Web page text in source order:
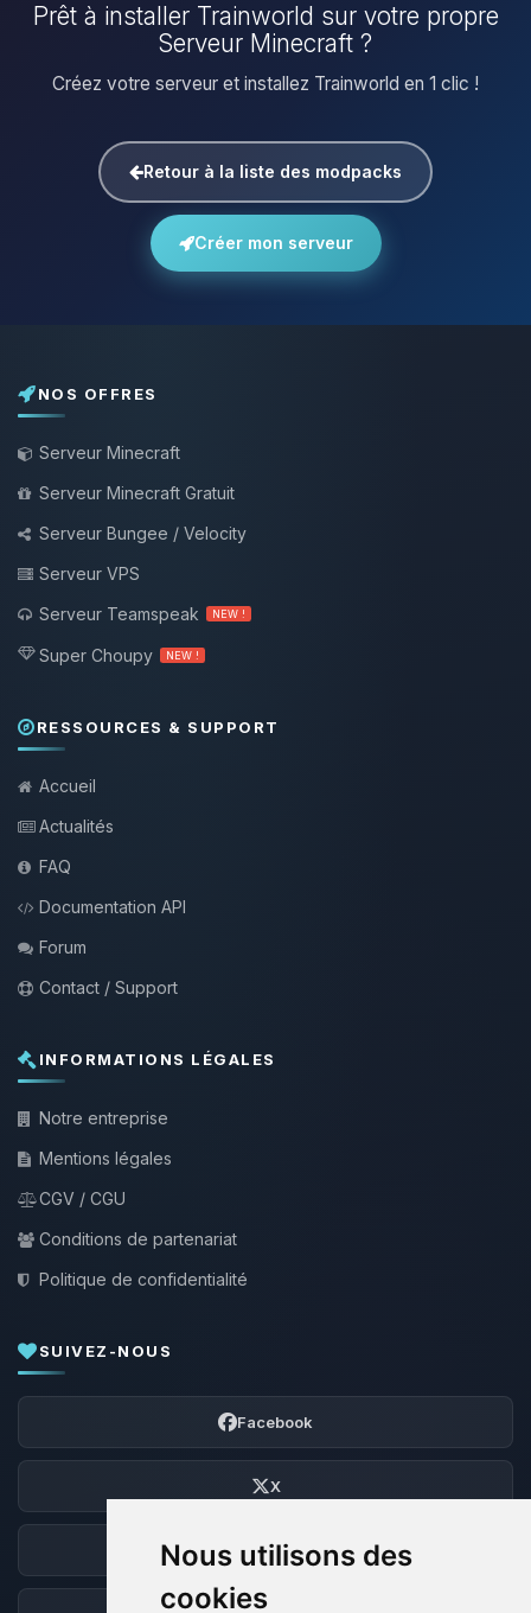
Nous utilisons des
cookies
Prêt à installer Trainworld sur votre propre
Serveur Minecraft ?
Créez votre serveur et installez Trainworld en 1 clic !
Retour à la liste des modpacks
Créer mon serveur
NOS OFFRES
Serveur Minecraft
Serveur Minecraft Gratuit
Serveur Bungee / Velocity
Serveur VPS
Serveur Teamspeak
NEW !
Super Choupy NEW !
RESSOURCES & SUPPORT
Accueil
Actualités
FAQ
Documentation API
Forum
Contact / Support
INFORMATIONS LÉGALES
Notre entreprise
Mentions légales
CGV / CGU
Conditions de partenariat
Politique de confidentialité
SUIVEZ-NOUS
Facebook
X
Discord